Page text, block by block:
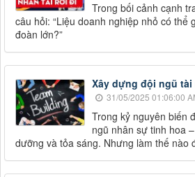
Trong bối cảnh cạnh
câu hỏi: “Liệu doanh nghiệp nhỏ có
đoàn lớn?”
Xây dựng đội ngũ
31/05/2025 01:06:00
Trong kỷ nguyên biến
ngũ nhân sự tinh hoa
dưỡng và tỏa sáng. Nhưng làm thế nào